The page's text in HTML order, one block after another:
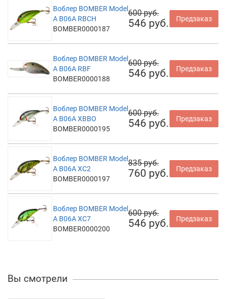
Воблер BOMBER Model
A B06A RBCH
BOMBER0000187
600 руб.
546 руб. Предзаказ
Воблер BOMBER Model
A B06A RBF
BOMBER0000188
600 руб.
546 руб. Предзаказ
Воблер BOMBER Model
A B06A XBBO
BOMBER0000195
600 руб.
546 руб. Предзаказ
Воблер BOMBER Model
A B06A XC2
BOMBER0000197
835 руб.
760 руб. Предзаказ
Воблер BOMBER Model
A B06A XC7
BOMBER0000200
600 руб.
546 руб. Предзаказ
Вы смотрели